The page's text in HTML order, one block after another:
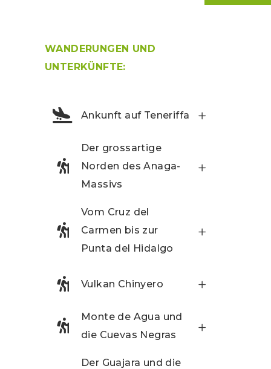
WANDERUNGEN UND
UNTERKÜNFTE:
Ankunft auf Teneriffa
Der grossartige
Norden des Anaga-
Massivs
Vom Cruz del
Carmen bis zur
Punta del Hidalgo
Vulkan Chinyero
Monte de Agua und
die Cuevas Negras
Der Guajara und die